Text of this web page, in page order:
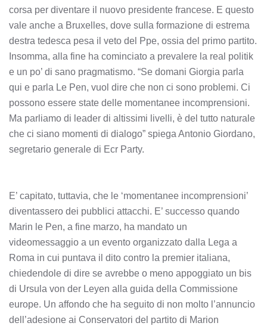
corsa per diventare il nuovo presidente francese. E questo
vale anche a Bruxelles, dove sulla formazione di estrema
destra tedesca pesa il veto del Ppe, ossia del primo partito.
Insomma, alla fine ha cominciato a prevalere la real politik
e un po’ di sano pragmatismo. “Se domani Giorgia parla
qui e parla Le Pen, vuol dire che non ci sono problemi. Ci
possono essere state delle momentanee incomprensioni.
Ma parliamo di leader di altissimi livelli, è del tutto naturale
che ci siano momenti di dialogo” spiega Antonio Giordano,
segretario generale di Ecr Party.
E’ capitato, tuttavia, che le ‘momentanee incomprensioni’
diventassero dei pubblici attacchi. E’ successo quando
Marin le Pen, a fine marzo, ha mandato un
videomessaggio a un evento organizzato dalla Lega a
Roma in cui puntava il dito contro la premier italiana,
chiedendole di dire se avrebbe o meno appoggiato un bis
di Ursula von der Leyen alla guida della Commissione
europe. Un affondo che ha seguito di non molto l’annuncio
dell’adesione ai Conservatori del partito di Marion